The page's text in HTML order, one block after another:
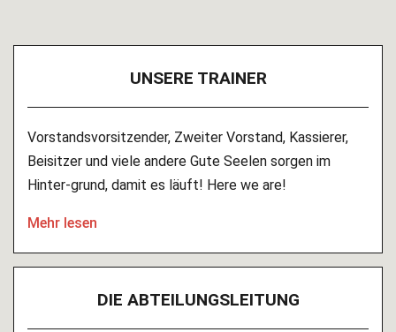
UNSERE TRAINER
Vorstandsvorsitzender, Zweiter Vorstand, Kassierer,
Beisitzer und viele andere Gute Seelen sorgen im
Hinter-grund, damit es läuft! Here we are!
Mehr lesen
DIE ABTEI­LUNGS­LEITUNG